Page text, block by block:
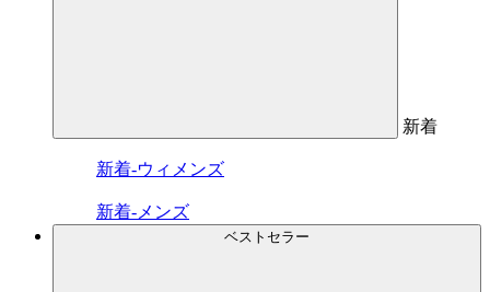
新着
新着-ウィメンズ
新着-メンズ
ベストセラー